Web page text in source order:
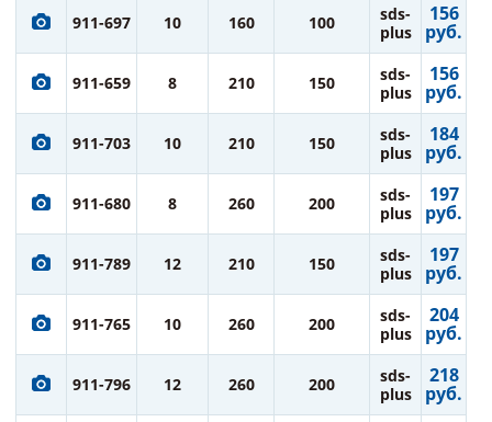
911-697 10 160 100
sds-
plus
156
руб.
911-659 8 210 150
sds-
plus
156
руб.
911-703 10 210 150
sds-
plus
184
руб.
911-680 8 260 200
sds-
plus
197
руб.
911-789 12 210 150
sds-
plus
197
руб.
911-765 10 260 200
sds-
plus
204
руб.
911-796 12 260 200
sds-
plus
218
руб.